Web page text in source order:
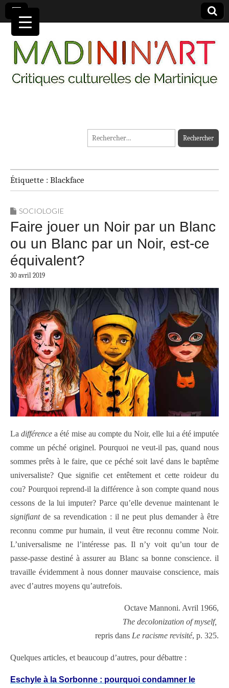
MADININ'ART
Rechercher :
Étiquette : Blackface
SOCIOLOGIE
Faire jouer un Noir par un Blanc
ou un Blanc par un Noir, est-ce
équivalent?
30 avril 2019
Ladifférencea été mise au compte du Noir, elle lui a été imputée
comme un péché originel. Pourquoi ne veut-il pas, quand nous
sommes prêts à le faire, que ce péché soit lavé dans le baptême
universaliste? Que signifie cet entêtement et cette roideur du
cou? Pourquoi reprend-il la différence à son compte quand nous
cessons de la lui imputer? Parce qu’elle devenue maintenant le
signifiant de sa revendication : il ne peut plus demander à être
reconnu comme pur humain, il veut être reconnu comme Noir.
L’universalisme ne l’intéresse pas. Il n’y voit qu’un tour de
passe-passe destiné à assurer au Blanc sa bonne conscience. il
travaille évidemment à nous donner mauvaise conscience, mais
avec d’autres moyens qu’autrefois.
Octave Mannoni. Avril 1966,
The decolonization of myself,
repris dans Le racisme revisité, p. 325.
Quelques articles, et beaucoup d’autres, pour débattre :
Eschyle à la Sorbonne : pourquoi condamner le